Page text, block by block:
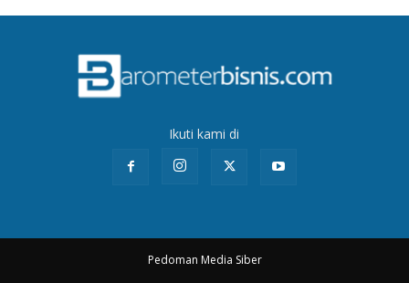
Ikuti kami di
Pedoman Media Siber